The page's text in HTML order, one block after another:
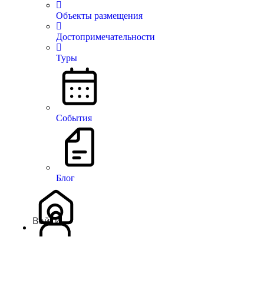
Объекты размещения
Достопримечательности
Туры
События
Блог
Войти
There are no similar listings